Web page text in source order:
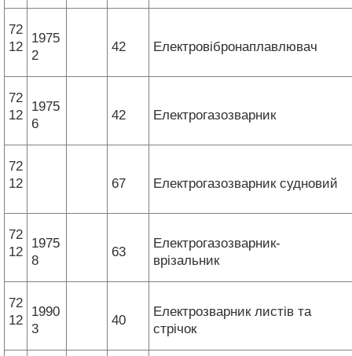
72
12
1975
2
42 Електровібронаплавлювач
72
12
1975
6
42 Електрогазозварник
72
12
67 Електрогазозварник судновий
72
12
1975
8
63
Електрогазозварник-
врізальник
72
12
1990
3
40
Електрозварник листів та
стрічок